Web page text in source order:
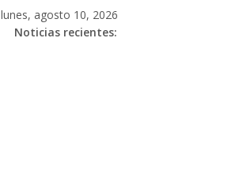
lunes, agosto 10, 2026
Noticias recientes: